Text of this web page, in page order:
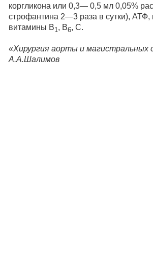
коргликона или 0,3— 0,5 мл 0,05%
строфантина 2—3 раза в сутки), АТФ,
витамины В1, В6, С.
«Хирургия аорты и магистральных
А.А.Шалимов